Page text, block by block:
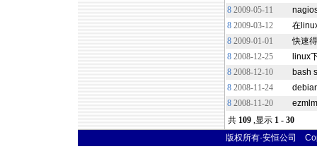
8 2009-05-11
8 2009-03-12
在
8 2009-01-01
快速
8 2008-12-25
linux
8 2008-12-10
bash
8 2008-11-24
8 2008-11-20
共 109 ,显示 1 - 30
版权所有·安恒公司